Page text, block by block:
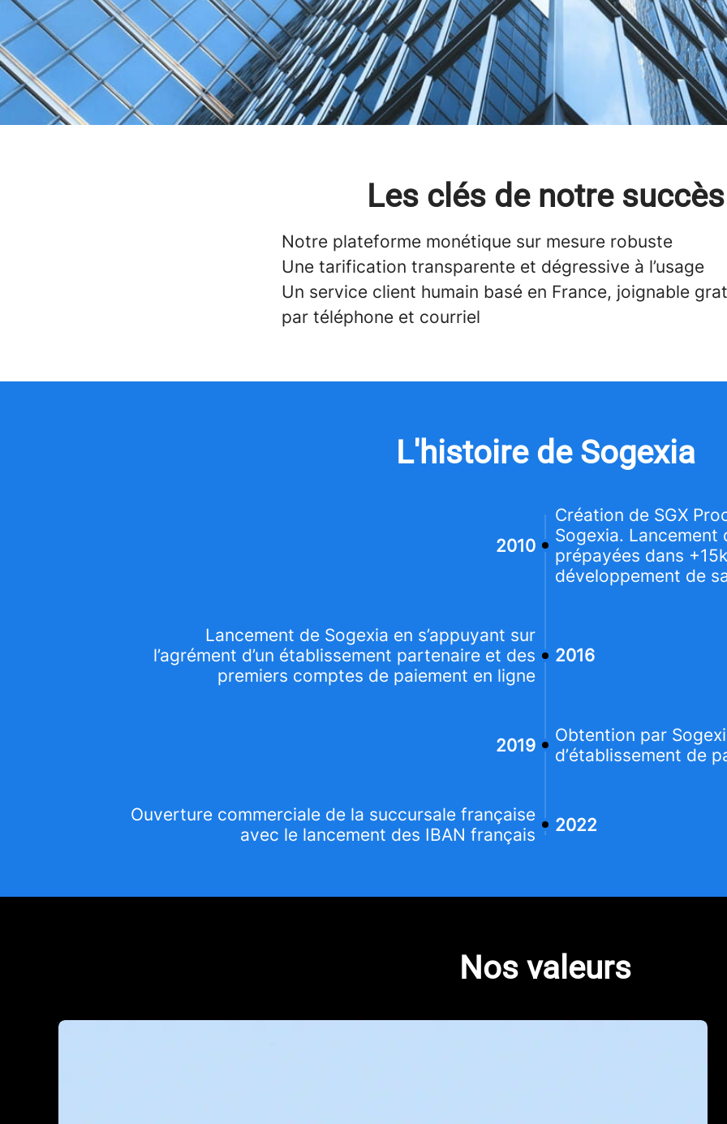
Les clés de notre succès
Notre plateforme monétique sur mesure robuste
Une tarification transparente et dégressive à l’usage
Un service client humain basé en France, joignable
par téléphone et courriel
L'histoire de Sogexia
2010
Création de SGX
Sogexia.
prépayées dans
développement de
Lancement de Sogexia en s’appuyant sur
l’agrément d’un établissement partenaire et des
premiers comptes de paiement en ligne
2016
2019
Obtention par
d’établissement de
Ouverture commerciale de la succursale française
avec le lancement des IBAN français
2022
Nos valeurs